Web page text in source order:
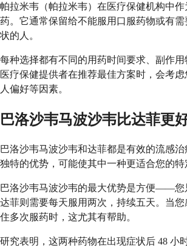
帕拉米韦（帕拉米韦）在医疗保健机构中
药。它通常保留给不能服用口服药物或有
状的人。
每种选择都有不同的用药时间要求、副作
医疗保健提供者在推荐最佳方案时，会考
人偏好等因素。
巴洛沙韦马波沙韦比达菲更
巴洛沙韦马波沙韦和达菲都是有效的流感
独特的优势，可能使其中一种更适合您的特
巴洛沙韦马波沙韦的最大优势是方便——您
达菲则需要每天服用两次，持续五天。当
住多次服药时，这尤其有帮助。
研究表明，这两种药物在出现症状后 48 小